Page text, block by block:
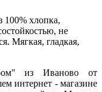
100% хлопка,
не
Мягкая, гладкая,
" из Иваново от
интернет - магазине